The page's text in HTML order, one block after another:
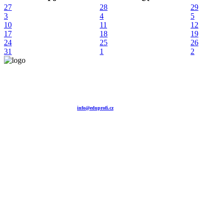
27
28 29
3
4 5
10
11 12
17
18 19
24
25 26
31
1 2
info@eduprofi.cz